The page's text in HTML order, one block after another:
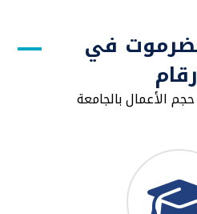
في
الأعمال بالجامعة